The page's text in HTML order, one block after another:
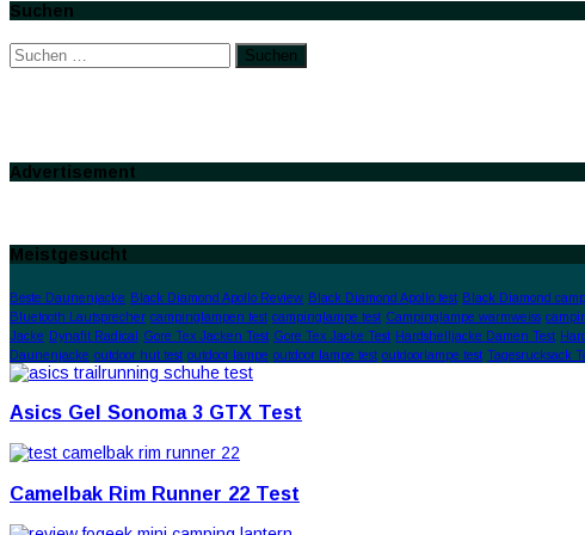
Suchen
Suchen
nach:
Advertisement
Meistgesucht
Beste Daunenjacke Black Diamond Apollo Review Black Diamond Apollo test Black Diamond
Bluetooth Lautsprecher campinglampen test campinglampe test Campinglampe warmweiss
Jacke Dynafit Radical Gore Tex Jacken Test Gore Tex Jacke Test Hardshelljacke Damen Test
Daunenjacke outdoor hut test outdoor lampe outdoor lampe test outdoorlampe test Tagesrucksack
Asics Gel Sonoma 3 GTX Test
Camelbak Rim Runner 22 Test